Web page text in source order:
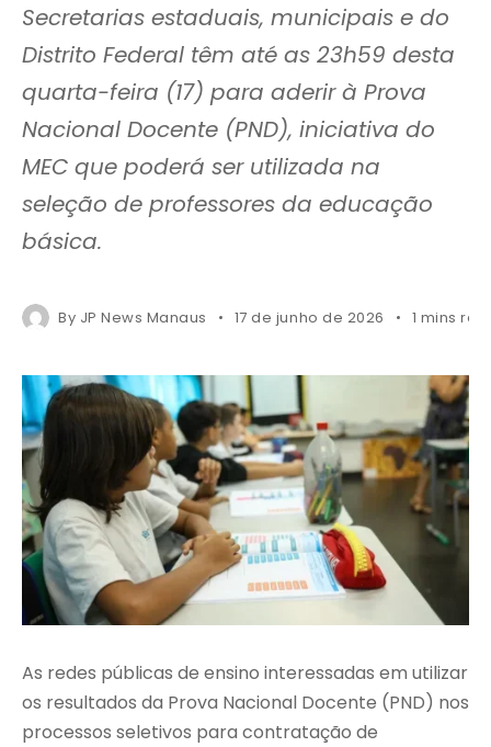
Secretarias estaduais, municipais e do
Distrito Federal têm até as 23h59 desta
quarta-feira (17) para aderir à Prova
Nacional Docente (PND), iniciativa do
MEC que poderá ser utilizada na
seleção de professores da educação
básica.
By JP News Manaus 17 de junho de 2026 1 mins
As redes públicas de ensino interessadas em utilizar
os resultados da Prova Nacional Docente (PND) nos
processos seletivos para contratação de